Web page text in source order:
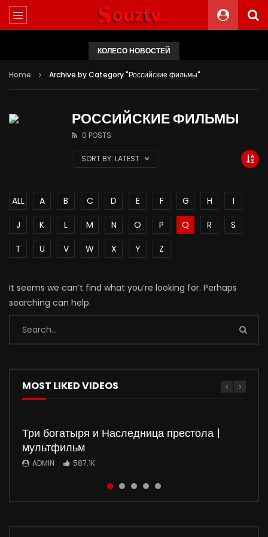
КОЛЕСО НОВОСТЕЙ
Home Archive by Category "Российские фильмы"
РОССИЙСКИЕ ФИЛЬМЫ
0 POSTS
SORT BY: LATEST
ALL A B C D E F G H
I
J
K L M N O P Q R
S
T
U V W X Y Z
It seems we can’t find what you’re looking for. Perhaps
searching can help.
MOST LIKED VIDEOS
Три богатыря и Наследница престола |
мультфильм
ADMIN 587.1K